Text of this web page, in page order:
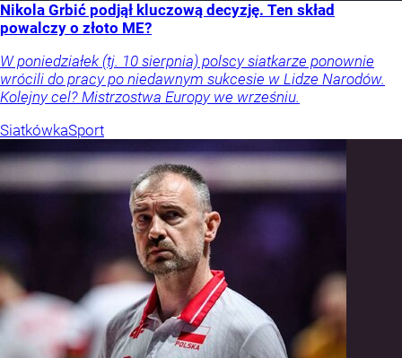
Nikola Grbić podjął kluczową decyzję. Ten skład
powalczy o złoto ME?
W poniedziałek (tj. 10 sierpnia) polscy siatkarze ponownie
wrócili do pracy po niedawnym sukcesie w Lidze Narodów.
Kolejny cel? Mistrzostwa Europy we wrześniu.
SiatkówkaSport